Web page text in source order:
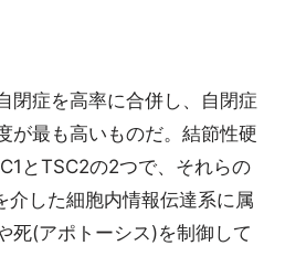
閉症を高率に合併し、自閉症
が最も高いものだ。結節性硬
とTSC2の2つで、それらの
介した細胞内情報伝達系に属
死(アポトーシス)を制御して